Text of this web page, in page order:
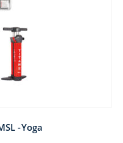
-Yoga